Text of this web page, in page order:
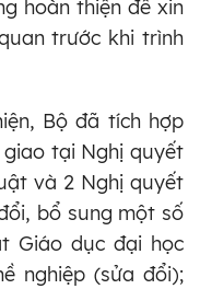
hoàn thiện để xin
trước khi trình
Bộ đã tích hợp
tại Nghị quyết
và 2 Nghị quyết
bổ sung một số
Giáo dục đại học
nghiệp (sửa đổi);